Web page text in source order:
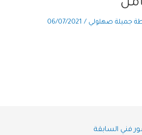
جميلة صهلولي/
06/07/2021
فني السابقة